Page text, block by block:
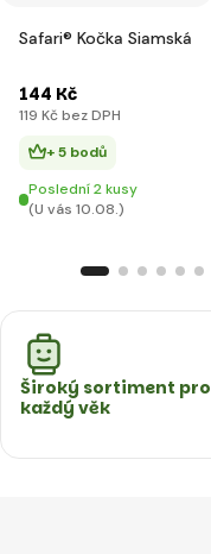
Safari® Kočka Siamská
144 Kč
119 Kč bez DPH
+ 5 bodů
Poslední 2 kusy
(U vás 10.08.)
Široký sortiment pro
každý věk